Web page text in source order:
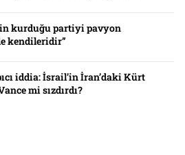
kurduğu partiyi pavyon
kendileridir”
iddia: İsrail’in İran’daki Kürt
mi sızdırdı?